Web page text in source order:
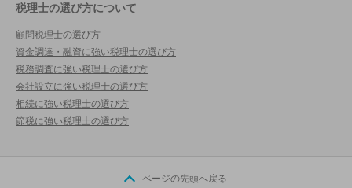
税理士の選び方について
顧問税理士の選び方
資金調達・融資に強い税理士の選び方
税務調査に強い税理士の選び方
会社設立に強い税理士の選び方
相続に強い税理士の選び方
節税に強い税理士の選び方
ページの先頭へ戻る